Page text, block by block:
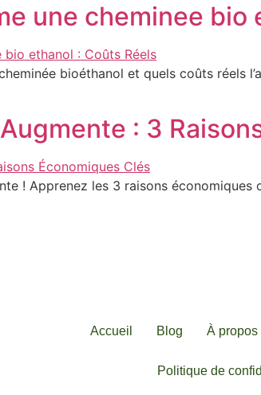
une cheminee bio
bioéthanol et quels coûts réels
: 3
! Apprenez les 3 raisons
Accueil Blog À propos
Politique de